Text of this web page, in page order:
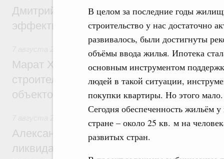
В целом за последние годы
строительство у нас достаточно
развивалось, были достигнуты
объёмы ввода жилья. Ипотека
основным инструментом
людей в такой ситуации,
покупки квартиры. Но этого мало.
Сегодня обеспеченность жильём у
стране – около 25 кв. м на
развитых стран.
Дмитрий Патрушев: Синхронизация
эффективность поддержки сельских
Экономика городов. Городская среда
Марат Хуснуллин: «Единый заказчик»
строительство и реконструкцию более
объектов
Чрезвычайные ситуации и ликвидация их
Александр Козлов провёл заседание
ликвидации последствий чрезвычайной